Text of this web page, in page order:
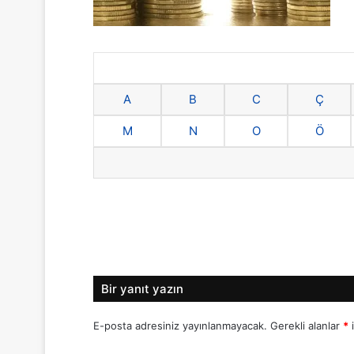
A B C Ç
M N O Ö
Bir yanıt yazın
E-posta adresiniz yayınlanmayacak. Gerekli alanlar *